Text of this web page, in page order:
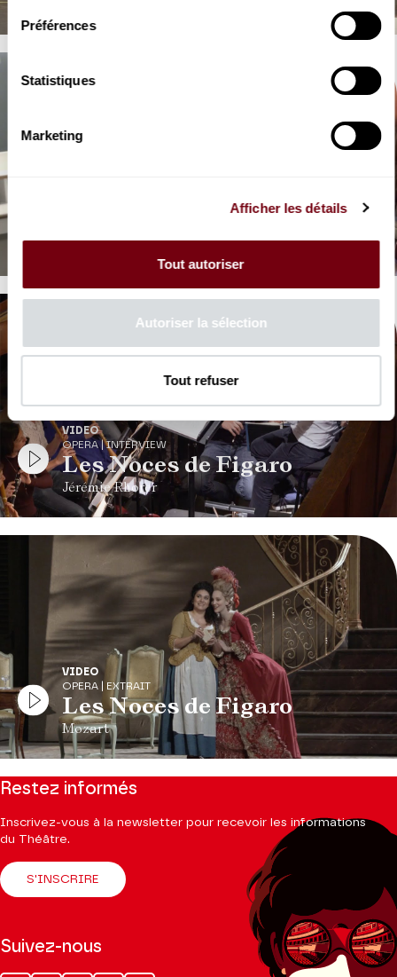
Préférences
Statistiques
Marketing
Afficher les détails
Tout autoriser
Autoriser la sélection
Tout refuser
Mozart
VIDEO
OPERA | INTERVIEW
Les Noces de Figaro
Jérémie Rhorer
VIDEO
OPERA | EXTRAIT
Les Noces de Figaro
Mozart
Restez informés
Inscrivez-vous à la newsletter pour recevoir les informations
du Théâtre.
S'INSCRIRE
Suivez-nous